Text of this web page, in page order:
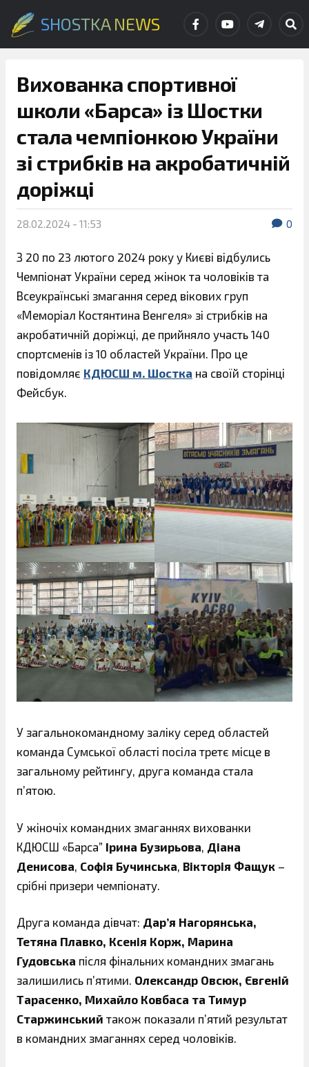
SHOSTKA NEWS
Вихованка спортивної
школи «Барса» із Шостки
стала чемпіонкою України
зі стрибків на акробатичній
доріжці
28.02.2024 - 11:53 0
З 20 по 23 лютого 2024 року у Києві відбулись
Чемпіонат України серед жінок та чоловіків та
Всеукраїнські змагання серед вікових груп
«Меморіал Костянтина Венгеля» зі стрибків на
акробатичній доріжці, де прийняло участь 140
спортсменів із 10 областей України. Про це
повідомляє КДЮСШ м. Шостка на своїй сторінці
Фейсбук.
У загальнокомандному заліку серед областей
команда Сумської області посіла третє місце в
загальному рейтингу, друга команда стала
пʼятою.
У жіночіх командних змаганнях вихованки
КДЮСШ «Барса” Ірина Бузирьова Діана
Денисова Софія Бучинська Вікторія Фащук –
срібні призери чемпіонату.
Друга команда дівчат: Дарʼя Нагорянська,
Тетяна Плавко, Ксенія Корж, Марина
Гудовська після фінальних командних змагань
залишились пʼятими. Олександр Овсюк, Євгеній
Тарасенко, Михайло Ковбаса та Тимур
Старжинський також показали пʼятий результат
в командних змаганнях серед чоловіків.